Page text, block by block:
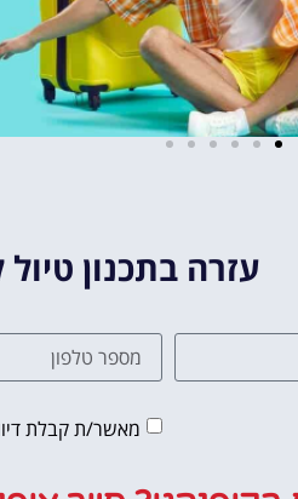
עזרה בתכנון
מאשר/ת קבלת